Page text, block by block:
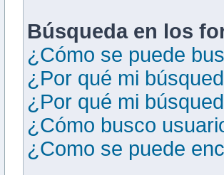
Búsqueda en los
¿Cómo se puede
¿Por qué mi
¿Por qué mi
¿Cómo busco
¿Como se puede